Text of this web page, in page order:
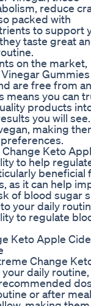
reduce
packed with
to support
taste great
on the market,
are free from
means you can
products
you will
making
Keto
to help
beneficial
as it can help
of blood sugar
your daily
to regulate
Keto Apple
Change
daily
or after